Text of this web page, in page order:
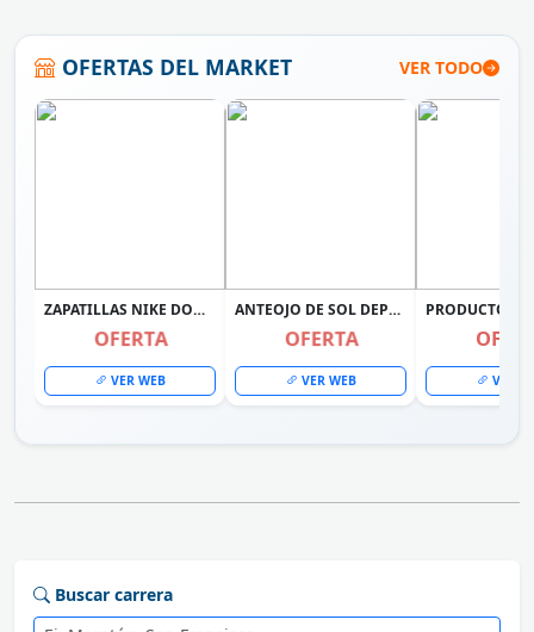
OFERTAS DEL MARKET VER TODO
ZAPATILLAS NIKE DOWNSHIFTER 14 PARA MUJER NEGRO IB1899-002
OFERTA
VER WEB
ANTEOJO DE SOL DEPORTIVO RUNNING CICLISMO UV 400
OFERTA
VER WEB VER
Buscar carrera